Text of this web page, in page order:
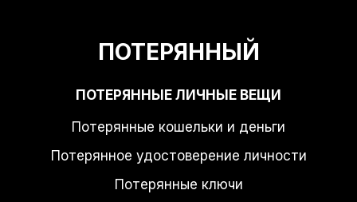
ПОТЕРЯННЫЙ
ПОТЕРЯННЫЕ ЛИЧНЫЕ ВЕЩИ
Потерянные кошельки и деньги
Потерянное удостоверение личности
Потерянные ключи